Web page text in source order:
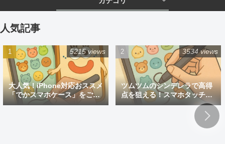
人気記事
大人気！iPhone対応おススメ
「でかスマホケース」をご紹
介
5215 views
ツムツムのシンデレラで高得
点を狙える！スマホタッチペ
ン
3534 views